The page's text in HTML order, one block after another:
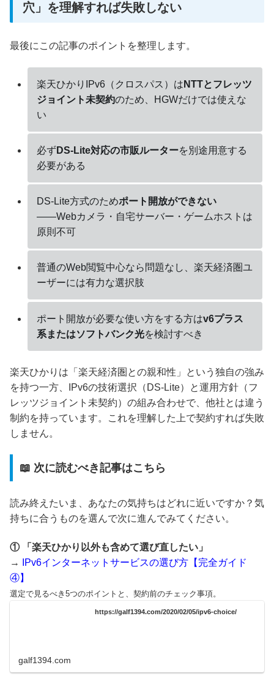
穴」を理解すれば失敗しない
最後にこの記事のポイントを整理します。
楽天ひかりIPv6（クロスパス）は NTTとフレッツ
ジョイント未契約のため、HGWだけでは使えな
い
必ずDS-Lite対応の市販ルーターを別途用意する
必要がある
DS-Lite方式のためポート開放ができない
――Webカメラ・自宅サーバー・ゲームホストは
原則不可
普通のWeb閲覧中心なら問題なし、楽天経済圏ユ
ーザーには有力な選択肢
ポート開放が必要な使い方をする方はv6プラス
系またはソフトバンク光を検討すべき
楽天ひかりは「楽天経済圏との親和性」という独自の強み
を持つ一方、IPv6の技術選択（DS-Lite）と運用方針（フ
レッツジョイント未契約）の組み合わせで、他社とは違う
制約を持っています。これを理解した上で契約すれば失敗
しません。
📖 次に読むべき記事はこちら
読み終えたいま、あなたの気持ちはどれに近いですか？気
持ちに合うものを選んで次に進んでみてください。
① 「楽天ひかり以外も含めて選び直したい」
→
IPv6インターネットサービスの選び方【完全ガイド
④】
選定で見るべき5つのポイントと、契約前のチェック事項。
https://galf1394.com/2020/02/05/ipv6-choice/
galf1394.com